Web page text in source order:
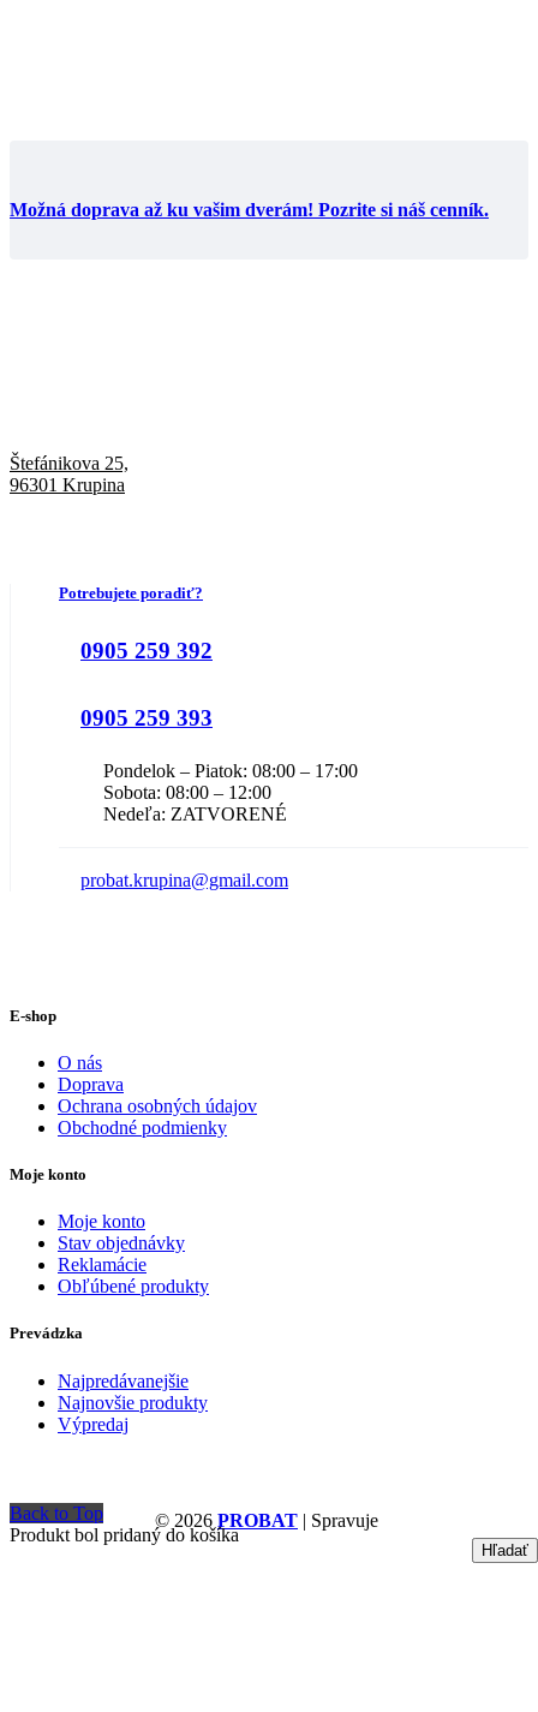
Možná doprava až ku vašim dverám! Pozrite si náš cenník.
Štefánikova 25,
96301 Krupina
Potrebujete poradiť?
0905 259 392
0905 259 393
Pondelok – Piatok: 08:00 – 17:00
Sobota: 08:00 – 12:00
Nedeľa: ZATVORENÉ
probat.krupina@gmail.com
E-shop
O nás
Doprava
Ochrana osobných údajov
Obchodné podmienky
Moje konto
Moje konto
Stav objednávky
Reklamácie
Obľúbené produkty
Prevádzka
Najpredávanejšie
Najnovšie produkty
Výpredaj
© 2026 PROBAT | Spravuje
Back to Top
Produkt bol pridaný do košíka